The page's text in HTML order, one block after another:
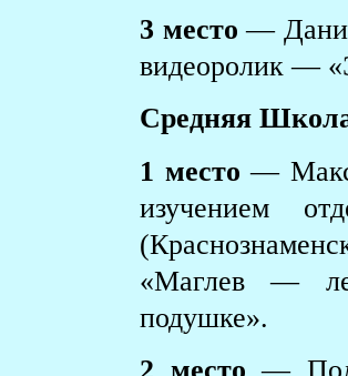
3 место —
видеоролик —
Средняя
1 место —
изучением
«Маглев —
подушке».